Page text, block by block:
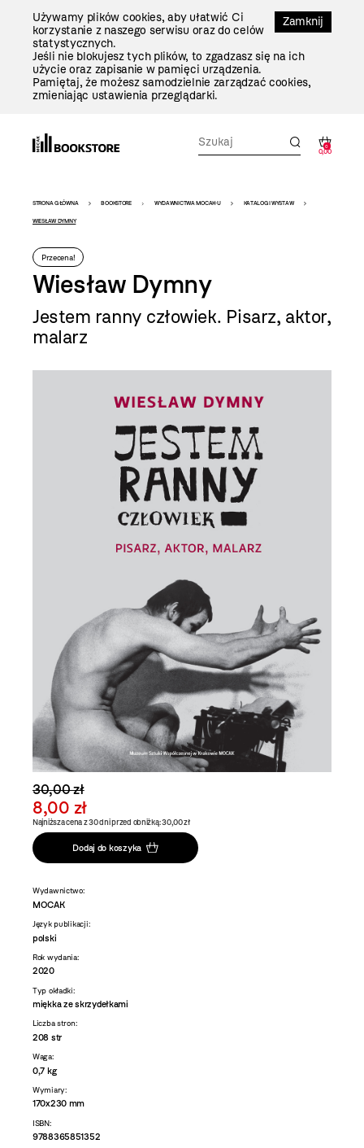
Zamknij
Używamy plików cookies, aby ułatwić Ci
korzystanie z naszego serwisu oraz do celów
statystycznych.
Jeśli nie blokujesz tych plików, to zgadzasz się na ich
użycie oraz zapisanie w pamięci urządzenia.
Pamiętaj, że możesz samodzielnie zarządzać cookies,
zmieniając ustawienia przeglądarki.
0
0,00
Bookstore
-
szablon
szczegóły
STRONA GŁÓWNA BOOKSTORE WYDAWNICTWA MOCAK-U KATALOGI WYSTAW
WIESŁAW DYMNY
Przecena!
Wiesław Dymny
Jestem ranny człowiek. Pisarz, aktor,
malarz
30,00 zł
8,00 zł
Najniższa cena z 30 dni przed obniżką: 30,00 zł
Dodaj do koszyka
Wydawnictwo:
MOCAK
Język publikacji:
polski
Rok wydania:
2020
Typ okładki:
miękka ze skrzydełkami
Liczba stron:
208 str
Waga:
0,7 kg
Wymiary:
170x230 mm
ISBN:
9788365851352